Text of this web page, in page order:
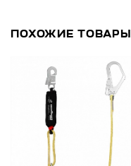
ПОХОЖИЕ ТОВАРЫ